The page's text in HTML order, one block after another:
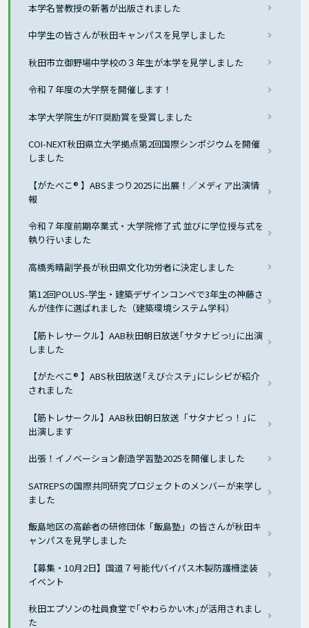
本学名誉教授の新著が出版されました
中学生の皆さんが秋田キャンパスを見学しました
秋田市立御野場中学校の３年生が本学を見学しました
令和７年度の大学祭を開催します！
本学大学院生がFIT奨励賞を受賞しました
COI-NEXT秋田県立大学拠点第2回国際シンポジウムを開催
しました
【がたべこ® 】ABSまつり2025に出展！／メディア出演情
報
令和７年度前期卒業式・大学院修了式 並びに学位授与式を
執り行いました
高橋秀晴副学長が秋田県文化功労者に決定しました
第12回POLUS-学生・建築デザインコンペで3年生の神藤さ
んが佳作に選ばれました（建築環境システム学科）
【筋トレサークル】AAB秋田朝日放送｢サタナビっ!｣に出演
しました
【がたべこ® 】ABS秋田放送｢えび☆ステ｣にレシピが紹介
されました
【筋トレサークル】AAB秋田朝日放送「サタナビっ！｣に
出演します
出張！イノベーション創造学習塾2025を開催しました
SATREPSの国際共同研究プロジェクトのメンバーが来学し
ました
飯島地区の高齢者の研修団体「飯島塾」の皆さんが秋田キ
ャンパスを見学しました
【募集・10月2日】国道７号能代バイパス木製防護柵塗装
イベント
秋田エプソンの社員食堂で｢やわらかい木｣が活用されまし
た